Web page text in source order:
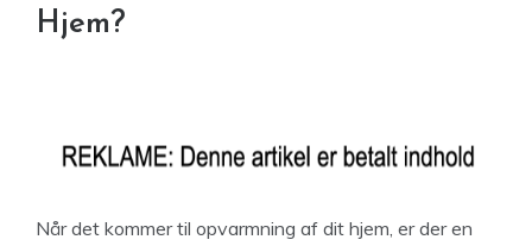
Hjem?
Når det kommer til opvarmning af dit hjem, er der en